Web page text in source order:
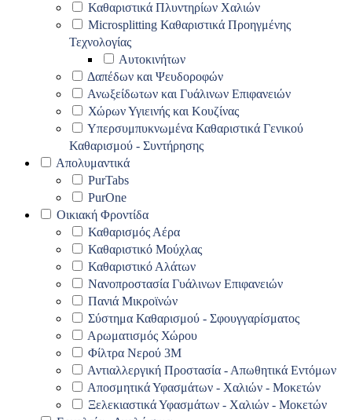
Καθαριστικά Πλυντηρίων Χαλιών
Microsplitting Καθαριστικά Προηγμένης
Τεχνολογίας
Αυτοκινήτων
Δαπέδων και Ψευδοροφών
Ανωξείδωτων και Γυάλινων Επιφανειών
Χώρων Υγιεινής και Κουζίνας
Υπερσυμπυκνωμένα Καθαριστικά Γενικού
Καθαρισμού - Συντήρησης
Απολυμαντικά
PurTabs
PurOne
Οικιακή Φροντίδα
Καθαρισμός Αέρα
Καθαριστικό Μούχλας
Καθαριστικό Αλάτων
Νανοπροστασία Γυάλινων Επιφανειών
Πανιά Μικροϊνών
Σύστημα Καθαρισμού - Σφουγγαρίσματος
Αρωματισμός Χώρου
Φίλτρα Νερού 3Μ
Αντιαλλεργική Προστασία - Απωθητικά Εντόμων
Αποσμητικά Υφασμάτων - Χαλιών - Μοκετών
Ξελεκιαστικά Υφασμάτων - Χαλιών - Μοκετών